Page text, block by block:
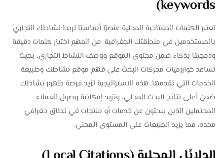
keywords)
تعتبر الكلمات المفتاحية المحلية عنصرًا أساسيًا لربط نشاطك التجاري
بالمستخدمين في منطقتك الجغرافية. من المهم اختيار كلمات دقيقة
ودمجها بذكاء ضمن محتوى الموقع ووصف النشاط التجاري، بحيث
تساعد خوارزميات محركات البحث على فهم موقع نشاطك وطبيعة
الخدمات التي تقدمها. هذه الاستراتيجية تزيد فرصة ظهور نشاطك
ضمن أعلى نتائج البحث المحلي، وتزيد إمكانية وصول العملاء
المحتملين الذين يبحثون عن خدمات أو منتجات في نطاق جغرافي
محدد، مما يزيد المبيعات على المستوى المحلي.